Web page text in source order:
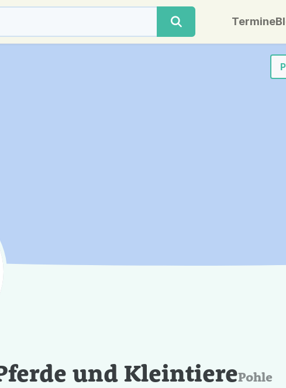
Termine
und KleintierePohle